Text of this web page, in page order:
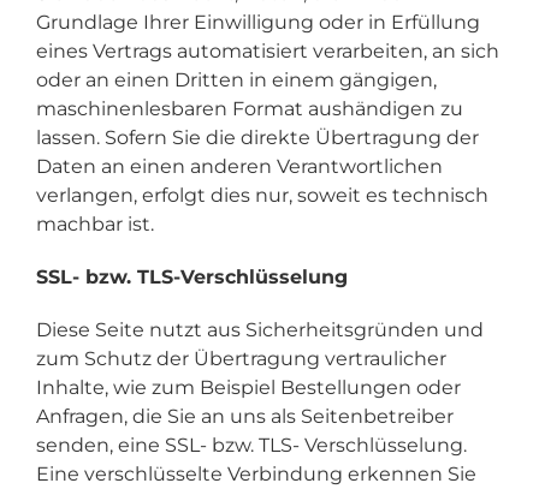
Grundlage Ihrer Einwilligung oder in Erfüllung
eines Vertrags automatisiert verarbeiten, an sich
oder an einen Dritten in einem gängigen,
maschinenlesbaren Format aushändigen zu
lassen. Sofern Sie die direkte Übertragung der
Daten an einen anderen Verantwortlichen
verlangen, erfolgt dies nur, soweit es technisch
machbar ist.
SSL- bzw. TLS-Verschlüsselung
Diese Seite nutzt aus Sicherheitsgründen und
zum Schutz der Übertragung vertraulicher
Inhalte, wie zum Beispiel Bestellungen oder
Anfragen, die Sie an uns als Seitenbetreiber
senden, eine SSL- bzw. TLS- Verschlüsselung.
Eine verschlüsselte Verbindung erkennen Sie